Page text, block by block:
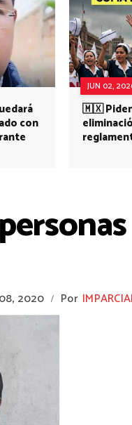
con
JUN 02,
🇲🇽 Piden
2020 / Por